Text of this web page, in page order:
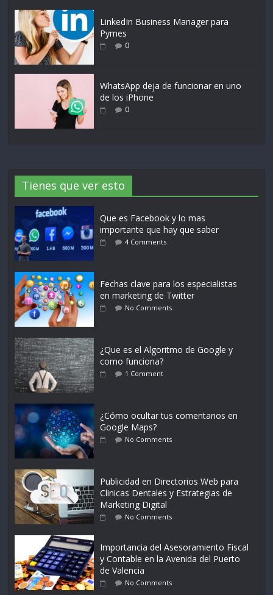
LinkedIn Business Manager para
Pymes
0
WhatsApp deja de funcionar en uno
de los iPhone
0
Tienes que ver esto
Que es Facebook y lo mas
importante que hay que saber
4 Comments
Fechas clave para los especialistas
en marketing de Twitter
No Comments
¿Que es el Algoritmo de Google y
como funciona?
1 Comment
¿Cómo ocultar tus comentarios en
Google Maps?
No Comments
Publicidad en Directorios Web para
Clinicas Dentales y Estrategias de
Marketing Digital
No Comments
Importancia del Asesoramiento Fiscal
y Contable en la Avenida del Puerto
de Valencia
No Comments